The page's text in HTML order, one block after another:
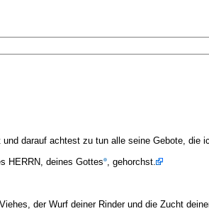
darauf achtest zu tun alle seine Gebote, die
HERRN, deines Gottes , gehorchst.
der Wurf deiner Rinder und die Zucht